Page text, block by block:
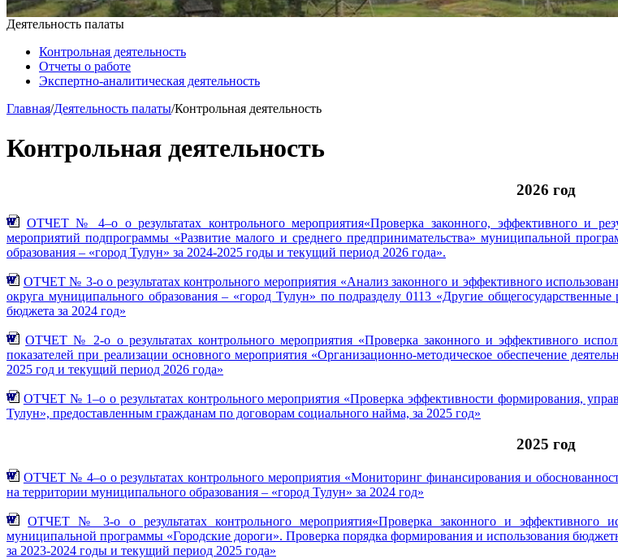
Деятельность палаты
Контрольная деятельность
Отчеты о работе
Экспертно-аналитическая деятельность
Главная/Деятельность палаты/Контрольная деятельность
Контрольная деятельность
2026 год
ОТЧЕТ № 4–о о результатах контрольного мероприятия«Проверка законного, эффективного и
мероприятий подпрограммы «Развитие малого и среднего предпринимательства» муниципальной
образования – «город Тулун» за 2024-2025 годы и текущий период 2026 года».
ОТЧЕТ № 3-о о результатах контрольного мероприятия «Анализ законного и эффективного
округа муниципального образования – «город Тулун» по подразделу 0113 «Другие
бюджета за 2024 год»
ОТЧЕТ № 2-о о результатах контрольного мероприятия «Проверка законного и эффективного
показателей при реализации основного мероприятия «Организационно-методическое обеспечение
2025 год и текущий период 2026 года»
ОТЧЕТ № 1–о о результатах контрольного мероприятия «Проверка эффективности формирования,
Тулун», предоставленным гражданам по договорам социального найма, за 2025 год»
2025 год
ОТЧЕТ № 4–о о результатах контрольного мероприятия «Мониторинг финансирования и
на территории муниципального образования – «город Тулун» за 2024 год»
ОТЧЕТ № 3-о о результатах контрольного мероприятия«Проверка законного и эффективного
муниципальной программы «Городские дороги». Проверка порядка формирования и использования
за 2023-2024 годы и текущий период 2025 года»